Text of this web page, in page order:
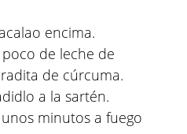
encima.
de leche de
de cúrcuma.
a la sartén.
minutos a fuego